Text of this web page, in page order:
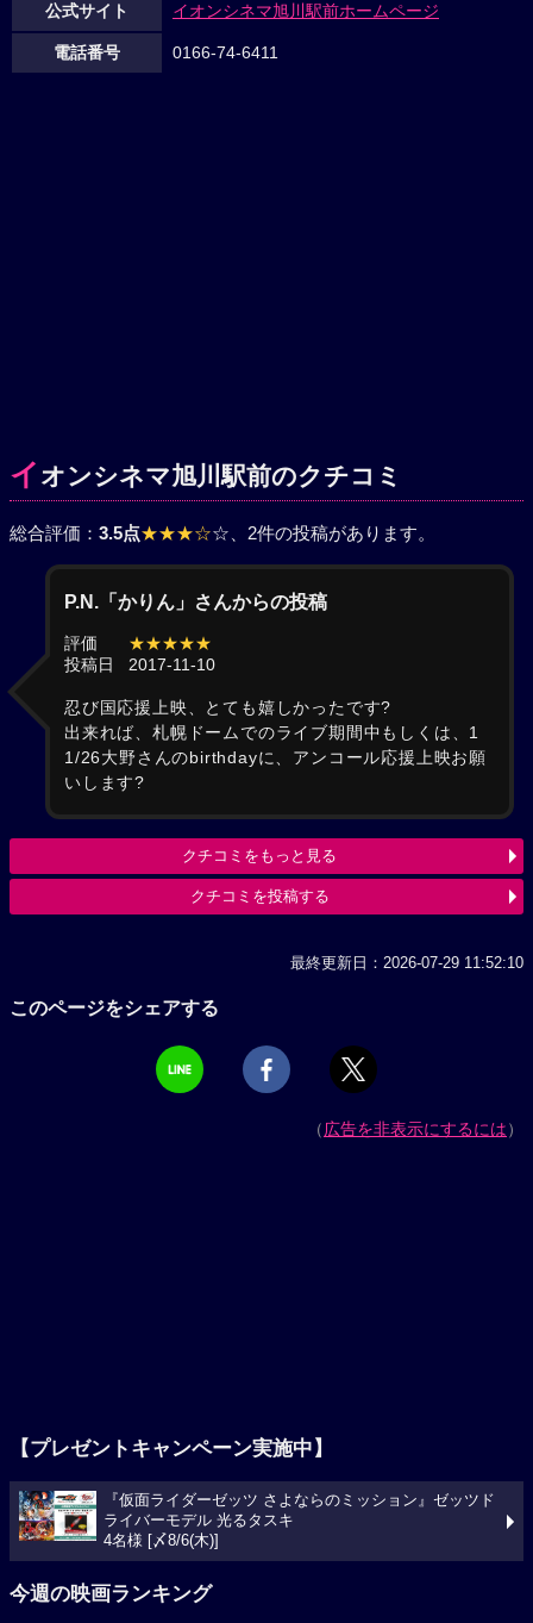
公式サイト イオンシネマ旭川駅前ホームページ
電話番号 0166-74-6411
イ オンシネマ旭川駅前のクチコミ
総合評価： 3.5点★★★☆☆ 、2件の投稿があります。
P.N.「かりん」さんからの投稿
評価
★★★★★
投稿日
2017-11-10
忍び国応援上映、とても嬉しかったです?
出来れば、札幌ドームでのライブ期間中もしくは、1
1/26大野さんのbirthdayに、アンコール応援上映お願
いします?
クチコミをもっと見る
クチコミを投稿する
最終更新日：2026-07-29 11:52:10
このページをシェアする
（広告を非表示にするには）
【プレゼントキャンペーン実施中】
『仮面ライダーゼッツ さよならのミッション』ゼッツド
ライバーモデル 光るタスキ
4名様 [〆8/6(木)]
今週の映画ランキング